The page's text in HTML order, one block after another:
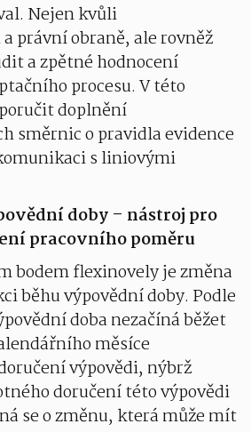
Nejen kvůli
právní obraně, ale rovněž
a zpětné hodnocení
procesu. V této
doplnění
směrnic o pravidla evidence
s liniovými
doby – nástroj pro
pracovního poměru
bodem flexinovely je změna
běhu výpovědní doby. Podle
doba nezačíná běžet
měsíce
výpovědi, nýbrž
doručení této výpovědi
se o změnu, která může mít